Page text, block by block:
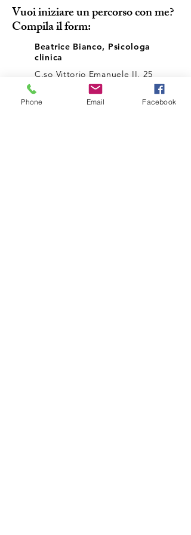
confusi..?
Vuoi iniziare un percorso con me?
Compila il form:
Beatrice Bianco, Psicologa
clinica
C.so Vittorio Emanuele II, 25
N. tel. 347/8481557
Phone Email Facebook